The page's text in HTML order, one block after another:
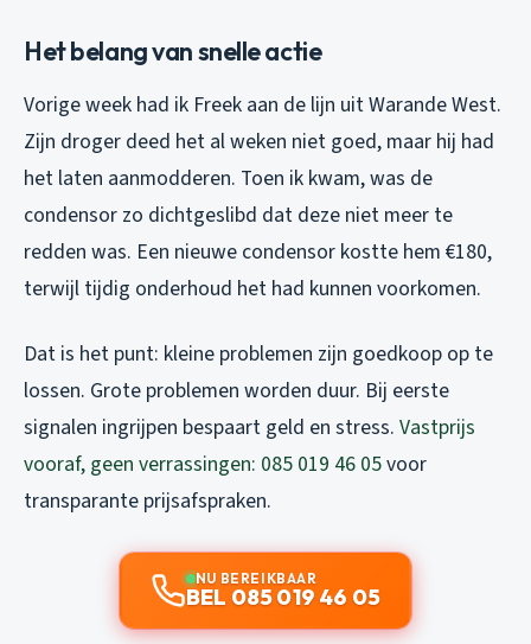
Het belang van snelle actie
Vorige week had ik Freek aan de lijn uit Warande West.
Zijn droger deed het al weken niet goed, maar hij had
het laten aanmodderen. Toen ik kwam, was de
condensor zo dichtgeslibd dat deze niet meer te
redden was. Een nieuwe condensor kostte hem €180,
terwijl tijdig onderhoud het had kunnen voorkomen.
Dat is het punt: kleine problemen zijn goedkoop op te
lossen. Grote problemen worden duur. Bij eerste
signalen ingrijpen bespaart geld en stress. Vastprijs
vooraf, geen verrassingen: 085 019 46 05voor
transparante prijsafspraken.
NU BEREIKBAAR
BEL 085 019 46 05